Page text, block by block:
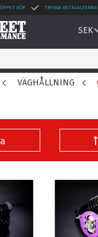
KÖP TRYGGA
VÄGHÅLLNING